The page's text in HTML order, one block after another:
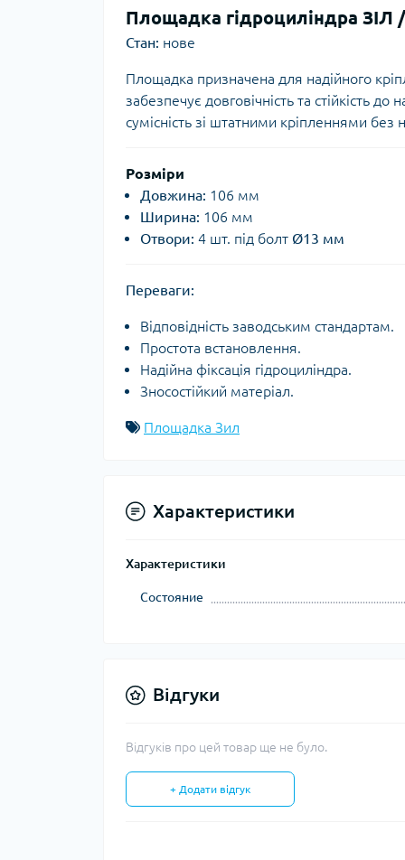
Площадка гідроциліндра ЗІЛ
Стан: нове
Площадка призначена для надійного
забезпечує довговічність та стійкість
сумісність зі штатними кріпленнями без
Розміри
Довжина: 106 мм
Ширина: 106 мм
Отвори: 4 шт. під болт Ø13 мм
Переваги:
Відповідність заводським стандартам.
Простота встановлення.
Надійна фіксація гідроциліндра.
Зносостійкий матеріал.
Площадка Зил
Характеристики
Характеристики
Состояние
Відгуки
Відгуків про цей товар ще не було.
+ Додати відгук